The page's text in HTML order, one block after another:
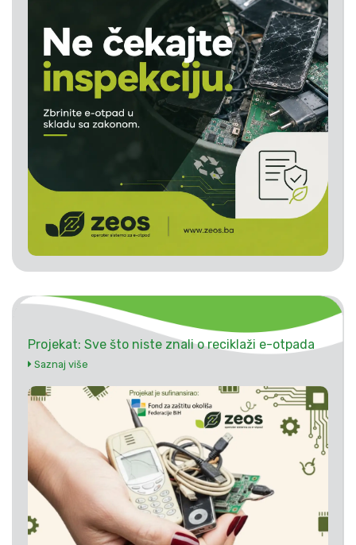
Projekat: Sve što niste znali o reciklaži e-otpada
Saznaj više